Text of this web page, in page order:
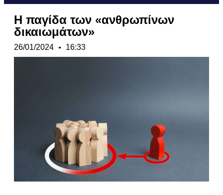
Η παγίδα των «ανθρωπίνων
δικαιωμάτων»
26/01/2024 16:33